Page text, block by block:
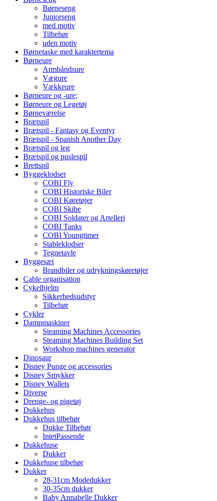
Børneseng
Juniorseng
med motiv
Tilbehør
uden motiv
Børnetaske med karaktertema
Børneure
Armbåndsure
Vægure
Vækkeure
Børneure og -ure;
Børneure og Legetøj
Børneværelse
Brætspil
Brætspil - Fantasy og Eventyr
Brætspil - Spanish Another Day
Brætspil og leg
Brætspil og puslespil
Brettspil
Byggeklodser
COBI Fly
COBI Historiske Biler
COBI Køretøjer
COBI Skibe
COBI Soldater og Artelleri
COBI Tanks
COBI Youngtimer
Stableklodser
Tegnetavle
Byggesæt
Brandbiler og udrykningskøretøjer
Cable organisation
Cykelhjelm
Sikkerhedsudstyr
Tilbehør
Cykler
Dampmaskiner
Steaming Machines Accessories
Steaming Machines Building Set
Workshop machines generator
Dinosaur
Disney Punge og accessories
Disney Smykker
Disney Wallets
Diverse
Drenge- og pigetøj
Dukkehus
Dukkehus tilbehør
Dukke Tilbehør
IntetPassende
Dukkehuse
Dukker
Dukkehuse tilbehør
Dukker
28-31cm Modedukker
30-35cm dukker
Baby Annabelle Dukker